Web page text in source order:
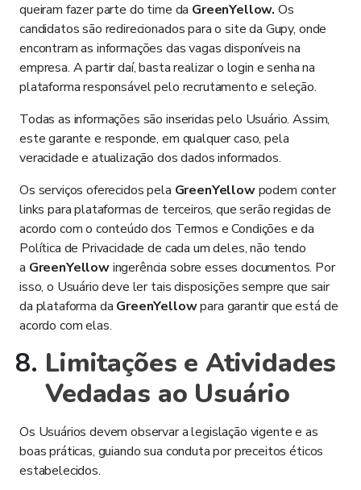
queiram fazer parte do time da GreenYellow. Os
candidatos são redirecionados para o site da Gupy, onde
encontram as informações das vagas disponíveis na
empresa. A partir daí, basta realizar o login e senha na
plataforma responsável pelo recrutamento e seleção.
Todas as informações são inseridas pelo Usuário. Assim,
este garante e responde, em qualquer caso, pela
veracidade e atualização dos dados informados.
Os serviços oferecidos pela GreenYellowpodem conter
links para plataformas de terceiros, que serão regidas de
acordo com o conteúdo dos Termos e Condições e da
Política de Privacidade de cada um deles, não tendo
a GreenYellowingerência sobre esses documentos. Por
isso, o Usuário deve ler tais disposições sempre que sair
da plataforma da GreenYellowpara garantir que está de
acordo com elas.
Limitações e Atividades
Vedadas ao Usuário
Os Usuários devem observar a legislação vigente e as
boas práticas, guiando sua conduta por preceitos éticos
estabelecidos.